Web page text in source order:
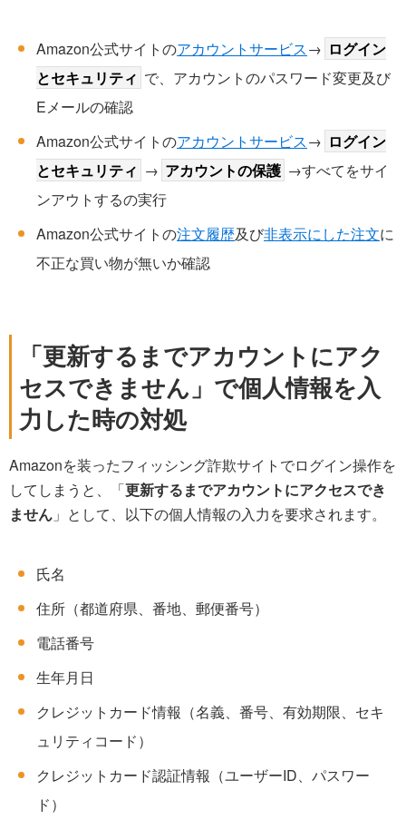
Amazon公式サイトのアカウントサービス→ ログイン
とセキュリティ で、アカウントのパスワード変更及び
Eメールの確認
Amazon公式サイトのアカウントサービス→ ログイン
とセキュリティ → アカウントの保護 →すべてをサイ
ンアウトするの実行
Amazon公式サイトの注文履歴及び非表示にした注文に
不正な買い物が無いか確認
「更新するまでアカウントにアク
セスできません」で個人情報を入
力した時の対処
Amazonを装ったフィッシング詐欺サイトでログイン操作を
してしまうと、「更新するまでアカウントにアクセスでき
ません 」として、以下の個人情報の入力を要求されます。
氏名
住所（都道府県、番地、郵便番号）
電話番号
生年月日
クレジットカード情報（名義、番号、有効期限、セキ
ュリティコード）
クレジットカード認証情報（ユーザーID、パスワー
ド）